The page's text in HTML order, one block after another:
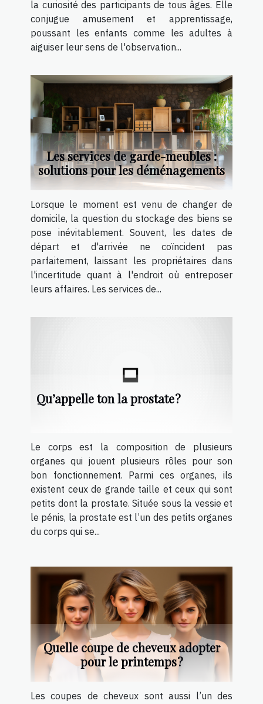
la curiosité des participants de tous âges. Elle
conjugue amusement et apprentissage,
poussant les enfants comme les adultes à
aiguiser leur sens de l'observation...
Les services de garde-meubles :
solutions pour les déménagements
Lorsque le moment est venu de changer de
domicile, la question du stockage des biens se
pose inévitablement. Souvent, les dates de
départ et d'arrivée ne coïncident pas
parfaitement, laissant les propriétaires dans
l'incertitude quant à l'endroit où entreposer
leurs affaires. Les services de...
Qu’appelle ton la prostate ?
Le corps est la composition de plusieurs
organes qui jouent plusieurs rôles pour son
bon fonctionnement. Parmi ces organes, ils
existent ceux de grande taille et ceux qui sont
petits dont la prostate. Située sous la vessie et
le pénis, la prostate est l’un des petits organes
du corps qui se...
Quelle coupe de cheveux adopter
pour le printemps ?
Les coupes de cheveux sont aussi l’un des